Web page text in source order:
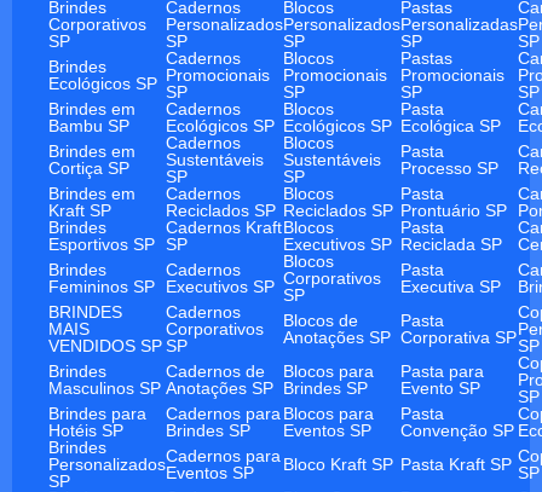
Brindes
Corporativos
SP
Cadernos
Personalizados
SP
Blocos
Personalizados
SP
Pastas
Personalizadas
SP
SP
Brindes
Ecológicos SP
Cadernos
Promocionais
SP
Blocos
Promocionais
SP
Pastas
Promocionais
SP
SP
Brindes em
Bambu SP
Cadernos
Ecológicos SP
Blocos
Ecológicos SP
Pasta
Ecológica SP
Brindes em
Cortiça SP
Cadernos
Sustentáveis
SP
Blocos
Sustentáveis
SP
Pasta
Processo SP
Brindes em
Kraft SP
Cadernos
Reciclados SP
Blocos
Reciclados SP
Pasta
Prontuário SP
Brindes
Esportivos SP
Cadernos Kraft
SP
Blocos
Executivos SP
Pasta
Reciclada SP
Brindes
Femininos SP
Cadernos
Executivos SP
Blocos
Corporativos
SP
Pasta
Executiva SP
BRINDES
MAIS
VENDIDOS SP
Cadernos
Corporativos
SP
Blocos de
Anotações SP
Pasta
Corporativa SPSP
Brindes
Masculinos SP
Cadernos de
Anotações SP
Blocos para
Brindes SP
Pasta para
Evento SP
SP
Brindes para
Hotéis SP
Cadernos para
Brindes SP
Blocos para
Eventos SP
Pasta
Convenção SP
Brindes
Personalizados
SP
Cadernos para
Eventos SP
Bloco Kraft SP Pasta Kraft SP SP